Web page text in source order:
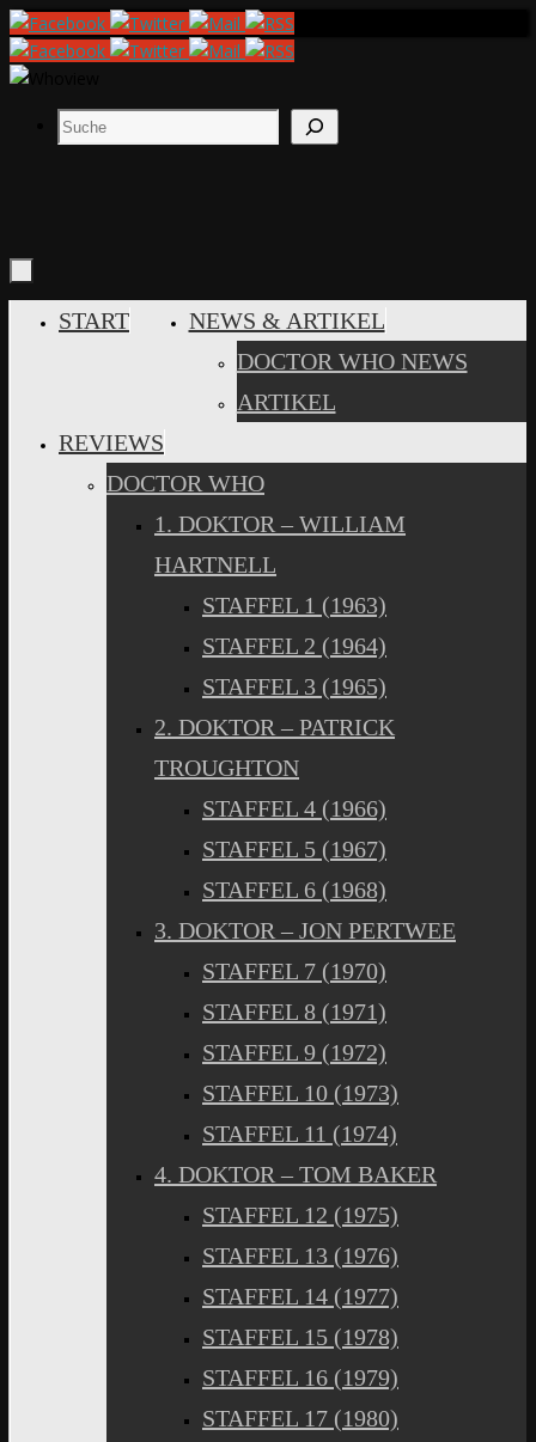
Zum
Inhalt
springen
Suchen
INHALT
START
NEWS & ARTIKEL
DOCTOR WHO NEWS
ARTIKEL
REVIEWS
DOCTOR WHO
1. DOKTOR – WILLIAM
HARTNELL
STAFFEL 1 (1963)
STAFFEL 2 (1964)
STAFFEL 3 (1965)
2. DOKTOR – PATRICK
TROUGHTON
STAFFEL 4 (1966)
STAFFEL 5 (1967)
STAFFEL 6 (1968)
3. DOKTOR – JON PERTWEE
STAFFEL 7 (1970)
STAFFEL 8 (1971)
STAFFEL 9 (1972)
STAFFEL 10 (1973)
STAFFEL 11 (1974)
4. DOKTOR – TOM BAKER
STAFFEL 12 (1975)
STAFFEL 13 (1976)
STAFFEL 14 (1977)
STAFFEL 15 (1978)
STAFFEL 16 (1979)
STAFFEL 17 (1980)